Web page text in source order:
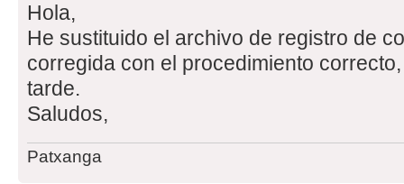
Hola,
He sustituido el archivo de registro de
corregida con el procedimiento
tarde.
Saludos,
Patxanga